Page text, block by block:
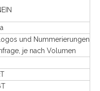
und Nummerierungen
je nach Volumen